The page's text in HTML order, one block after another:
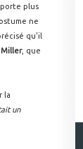
plus
ne
qu'il
Miller, que
la
un